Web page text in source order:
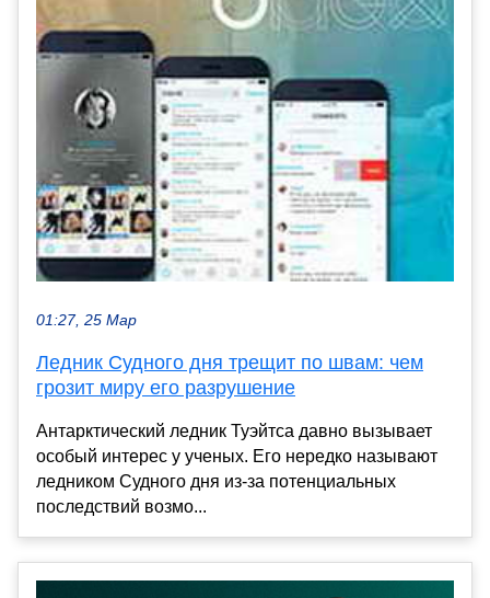
01:27, 25 Мар
Ледник Судного дня трещит по швам: чем
грозит миру его разрушение
Антарктический ледник Туэйтса давно вызывает
особый интерес у ученых. Его нередко называют
ледником Судного дня из-за потенциальных
последствий возмо...